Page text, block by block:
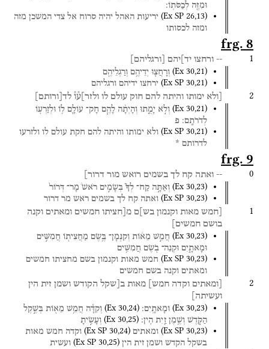
וּמִזֶּ֖ה לְכַסֹּתֽוֹ׃
(Ex SP 26,13) יריעות האהל יהיה סרוח אל צדי המשכן מזה
ומזה לכסותו
frg. 8
1
-- ורחצו יד]יהם ורגליהם
(Ex 30,21) וְרָחֲצ֛וּ יְדֵיהֶ֥ם וְרַגְלֵיהֶ֖ם
(Ex SP 30,21) ירחצו ידיהם ורגליהם
2 [ולא ימותו והיתה להם חוק עולם לו ולזר]ע֯ו֯ לד ורותם
(Ex 30,21) וְלֹ֣א יָמֻ֑תוּ וְהָיְתָ֨ה לָהֶ֧ם חָק־ עוֹלָ֛ם ל֥וֹ וּלְזַרְע֖וֹ
לְדֹרֹתָֽם׃ פ
(Ex SP 30,21) ולא ימותו והיתה להם חקת עולם לו ולזרעו
לדרותם *
frg. 9
0
-- ואתה קח לך בשמים רואש מור דרור]
(Ex 30,23) וְאַתָּ֣ה קַח־ לְךָ֮ בְּשָׂמִ֣ים רֹאשׁ֒ מָר־ דְּרוֹר֙
(Ex SP 30,23) ואתה קח לך בשמים ראש מר דרור
1 [חמש מאות וקנמון בש]ם מ[חציתו חמשים ומאתים וקנה
בושם חמשים]
(Ex 30,23) חֲמֵ֣שׁ מֵא֔וֹת וְקִנְּמָן־ בֶּ֥שֶׂם מַחֲצִית֖וֹ חֲמִשִּׁ֣ים
וּמָאתָ֑יִם וּקְנֵה־ בֹ֖שֶׂם חֲמִשִּׁ֥ים
(Ex SP 30,23) חמש מאות וקנמון בשם מחציתו חמשים
ומאתים וקנה בשם חמשים
2 [ומאתים וקדה חמש] מאות ב[שקל הקודש ושמן זית הין
ועשיתה]
(Ex 30,23) וּמָאתָֽיִם׃ (Ex 30,24) וְקִדָּ֕ה חֲמֵ֥שׁ מֵא֖וֹת בְּשֶׁ֣קֶל
הַקֹּ֑דֶשׁ וְשֶׁ֥מֶן זַ֖יִת הִֽין׃ (Ex 30,25) וְעָשִׂ֣יתָ
(Ex SP 30,23) ומאתים (Ex SP 30,24) וקדה חמש מאות
בשקל הקדש ושמן זית הין (Ex SP 30,25) ועשית